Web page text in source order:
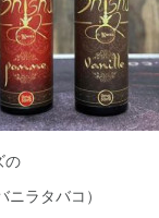
の
ラタバコ）